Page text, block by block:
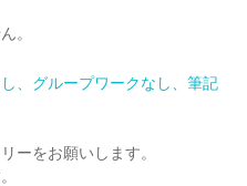
。
、グループワークなし、筆記
ーをお願いします。